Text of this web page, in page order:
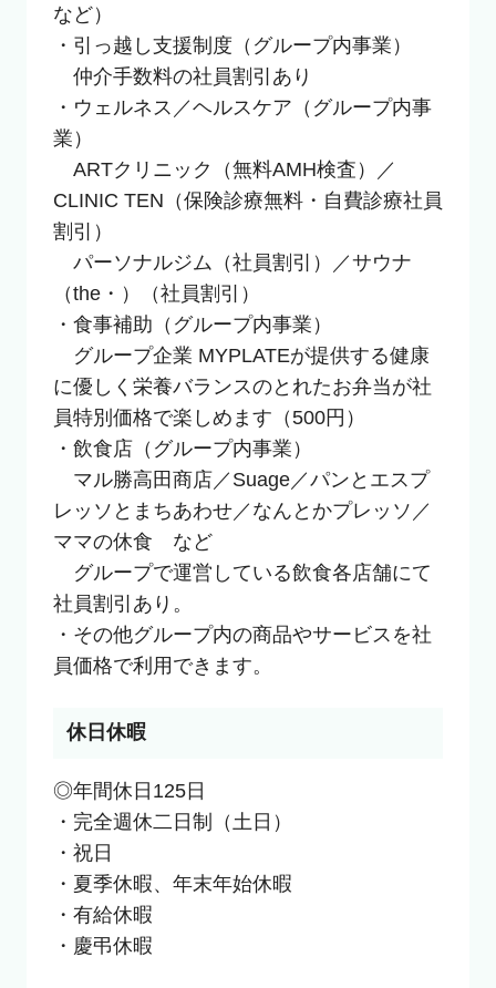
など）
・引っ越し支援制度（グループ内事業）
仲介手数料の社員割引あり
・ウェルネス／ヘルスケア（グループ内事
業）
ARTクリニック（無料AMH検査）／
CLINIC TEN（保険診療無料・自費診療社員
割引）
パーソナルジム（社員割引）／サウナ
（the・）（社員割引）
・食事補助（グループ内事業）
グループ企業 MYPLATEが提供する健康
に優しく栄養バランスのとれたお弁当が社
員特別価格で楽しめます（500円）
・飲食店（グループ内事業）
マル勝高田商店／Suage／パンとエスプ
レッソとまちあわせ／なんとかプレッソ／
ママの休食　など
グループで運営している飲食各店舗にて
社員割引あり。
・その他グループ内の商品やサービスを社
員価格で利用できます。
休日休暇
◎年間休日125日
・完全週休二日制（土日）
・祝日
・夏季休暇、年末年始休暇
・有給休暇
・慶弔休暇